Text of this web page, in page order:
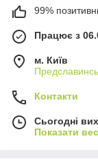
99%
Працює з
м. Київ
Контакти
Сьогодні
Показати